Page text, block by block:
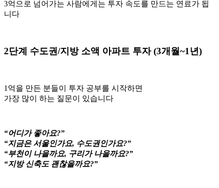
3억으로 넘어가는 사람에게는 투자 속도를 만드는 연료가 됩
니다
2단계 수도권/지방 소액 아파트 투자 (3개월~1년)
1억을 만든 분들이 투자 공부를 시작하면
가장 많이 하는 질문이 있습니다
“어디가 좋아요?”
“지금은 서울인가요, 수도권인가요?”
“부천이 나을까요, 구리가 나을까요?”
“지방 신축도 괜찮을까요?”